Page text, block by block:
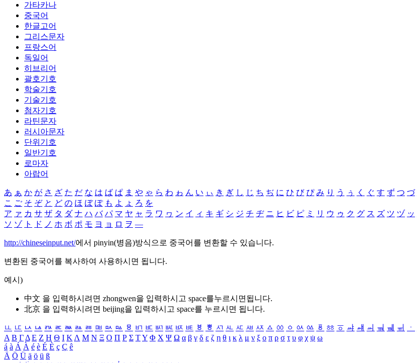
가타카나
중국어
한글고어
그리스문자
프랑스어
독일어
히브리어
괄호기호
학술기호
기술기호
첨자기호
라틴문자
러시아문자
단위기호
일반기호
로마자
아랍어
あ ぁ か が さ ざ た だ な は ば ぱ ま や ゃ ら わ ゎ ん い ぃ き ぎ し じ ち ぢ に ひ び ぴ み り う ぅ く ぐ す ず つ づ
こ ご そ ぞ と ど の ほ ぼ ぽ も よ ょ ろ を
ア ァ カ サ ザ タ ダ ナ ハ バ パ マ ヤ ャ ラ ワ ヮ ン イ ィ キ ギ シ ジ チ ヂ ニ ヒ ビ ピ ミ リ ウ ゥ ク グ ス ズ ツ ヅ ッ
ソ ゾ ト ド ノ ホ ボ ポ モ ヨ ョ ロ ヲ ―
http://chineseinput.net/에서 pinyin(병음)방식으로 중국어를 변환할 수 있습니다.
변환된 중국어를 복사하여 사용하시면 됩니다.
예시)
中文 을 입력하시려면 zhongwen을 입력하시고 space를누르시면됩니다.
北京 을 입력하시려면 beijing을 입력하시고 space를 누르시면 됩니다.
ㅥ ㅦ ㅧ ㅨ ㅩ ㅪ ㅫ ㅬ ㅭ ㅮ ㅯ ㅰ ㅱ ㅲ ㅳ ㅴ ㅵ ㅶ ㅷ ㅸ ㅹ ㅺ ㅻ ㅼ ㅽ ㅾ ㅿ ㆀ ㆁ ㆂ ㆃ ㆄ ㆅ ㆆ ㆇ ㆈ ㆉ ㆊ ㆋ ㆌ ㆍ
Α Β ΓΔ Ε Ζ Η Θ Ι ΚΛ Μ Ν Ξ Ο Π Ρ Σ ΤΥ Φ Χ Ψ Ω α β γ δ ε ζ η θ ι κ λ μ ν ξ ο π ρ σ τ υ φ χ ψ ω
á à Á À é è É È ç Ç ê
Ä Ö Ü ä ö ü ß